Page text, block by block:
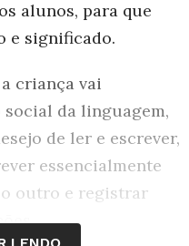
alunos, para que
e significado.
criança vai
da linguagem,
de ler e escrever,
essencialmente
outro e registrar